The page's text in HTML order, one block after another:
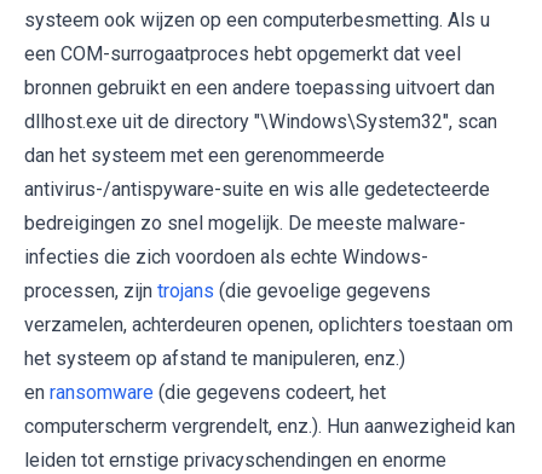
systeem ook wijzen op een computerbesmetting. Als u
een COM-surrogaatproces hebt opgemerkt dat veel
bronnen gebruikt en een andere toepassing uitvoert dan
dllhost.exe uit de directory "\Windows\System32", scan
dan het systeem met een gerenommeerde
antivirus-/antispyware-suite en wis alle gedetecteerde
bedreigingen zo snel mogelijk. De meeste malware-
infecties die zich voordoen als echte Windows-
processen, zijn trojans (die gevoelige gegevens
verzamelen, achterdeuren openen, oplichters toestaan ​​om
het systeem op afstand te manipuleren, enz.)
en ransomware (die gegevens codeert, het
computerscherm vergrendelt, enz.). Hun aanwezigheid kan
leiden tot ernstige privacyschendingen en enorme